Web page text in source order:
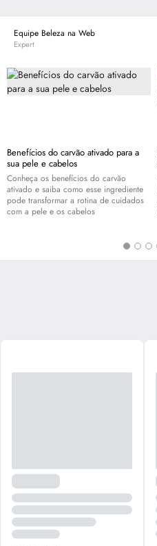
Equipe Beleza na Web
Expert
Benefícios do carvão ativado para a
sua pele e cabelos
Conheça os benefícios do carvão
ativado e saiba como esse ingrediente
pode transformar a rotina de cuidados
com a pele e os cabelos